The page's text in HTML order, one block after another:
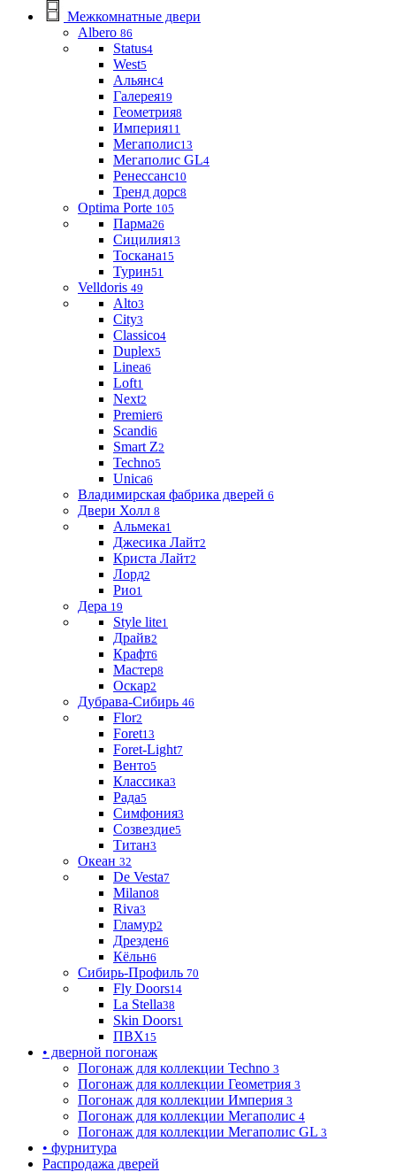
Межкомнатные двери
Albero 86
Status4
West5
Альянс4
Галерея19
Геометрия8
Империя11
Мегаполис13
Мегаполис GL4
Ренессанс10
Тренд дорс8
Optima Porte 105
Парма26
Сицилия13
Тоскана15
Турин51
Velldoris 49
Alto3
City3
Classico4
Duplex5
Linea6
Loft1
Next2
Premier6
Scandi6
Smart Z2
Techno5
Unica6
Владимирская фабрика дверей 6
Двери Холл 8
Альмека1
Джесика Лайт2
Криста Лайт2
Лорд2
Рио1
Дера 19
Style lite1
Драйв2
Крафт6
Мастер8
Оскар2
Дубрава-Сибирь 46
Flor2
Foret13
Foret-Light7
Венто5
Классика3
Рада5
Симфония3
Созвездие5
Титан3
Океан 32
De Vesta7
Milano8
Riva3
Гламур2
Дрезден6
Кёльн6
Сибирь-Профиль 70
Fly Doors14
La Stella38
Skin Doors1
ПВХ15
• дверной погонаж
Погонаж для коллекции Techno 3
Погонаж для коллекции Геометрия 3
Погонаж для коллекции Империя 3
Погонаж для коллекции Мегаполис 4
Погонаж для коллекции Мегаполис GL 3
• фурнитура
Распродажа дверей